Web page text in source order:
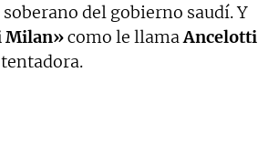
del gobierno saudí. Y
Milan»como le llamaAncelotti